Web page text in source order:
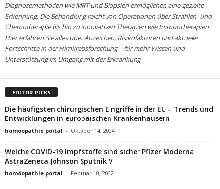
Diagnosemethoden wie MRT und Biopsien ermöglichen eine gezielte
Erkennung. Die Behandlung reicht von Operationen über Strahlen- und
Chemotherapie bis hin zu innovativen Therapien wie Immuntherapien.
Hier erfahren Sie alles über Anzeichen, Risikofaktoren und aktuelle
Fortschritte in der Hirnkrebsforschung – für mehr Wissen und
Unterstützung im Umgang mit der Erkrankung
EDITOR PICKS
Die häufigsten chirurgischen Eingriffe in der EU – Trends und
Entwicklungen in europäischen Krankenhäusern
homöopathie portal - Oktober 14, 2024
Welche COVID-19 Impfstoffe sind sicher Pfizer Moderna
AstraZeneca Johnson Sputnik V
homöopathie portal - Februar 10, 2022